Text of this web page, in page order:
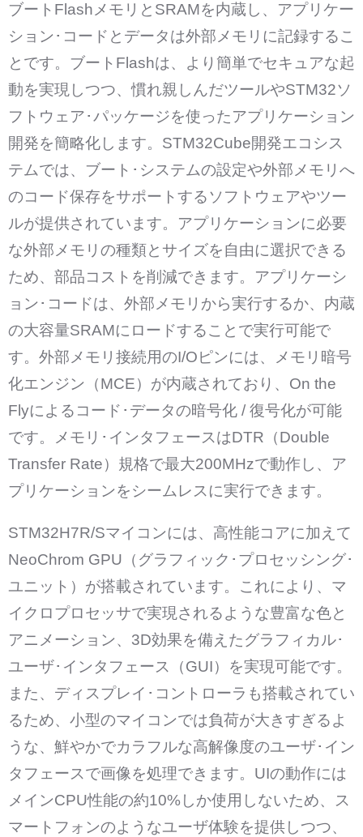
ブートFlashメモリとSRAMを内蔵し、アプリケー
ション･コードとデータは外部メモリに記録するこ
とです。ブートFlashは、より簡単でセキュアな起
動を実現しつつ、慣れ親しんだツールやSTM32ソ
フトウェア･パッケージを使ったアプリケーション
開発を簡略化します。STM32Cube開発エコシス
テムでは、ブート･システムの設定や外部メモリへ
のコード保存をサポートするソフトウェアやツー
ルが提供されています。アプリケーションに必要
な外部メモリの種類とサイズを自由に選択できる
ため、部品コストを削減できます。アプリケーシ
ョン･コードは、外部メモリから実行するか、内蔵
の大容量SRAMにロードすることで実行可能で
す。外部メモリ接続用のI/Oピンには、メモリ暗号
化エンジン（MCE）が内蔵されており、On the
Flyによるコード･データの暗号化 / 復号化が可能
です。メモリ･インタフェースはDTR（Double
Transfer Rate）規格で最大200MHzで動作し、ア
プリケーションをシームレスに実行できます。
STM32H7R/Sマイコンには、高性能コアに加えて
NeoChrom GPU（グラフィック･プロセッシング･
ユニット）が搭載されています。これにより、マ
イクロプロセッサで実現されるような豊富な色と
アニメーション、3D効果を備えたグラフィカル･
ユーザ･インタフェース（GUI）を実現可能です。
また、ディスプレイ･コントローラも搭載されてい
るため、小型のマイコンでは負荷が大きすぎるよ
うな、鮮やかでカラフルな高解像度のユーザ･イン
タフェースで画像を処理できます。UIの動作には
メインCPU性能の約10%しか使用しないため、ス
マートフォンのようなユーザ体験を提供しつつ、